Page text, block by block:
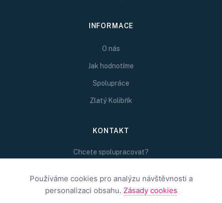
INFORMACE
O nás
Jak hodnotíme
Spolupráce
Zlatý Kolibřík
KONTAKT
Chcete spolupracovat?
redakce@inspirativni.cz
Používáme cookies pro analýzu návštěvnosti a
personalizaci obsahu. Zásady cookies